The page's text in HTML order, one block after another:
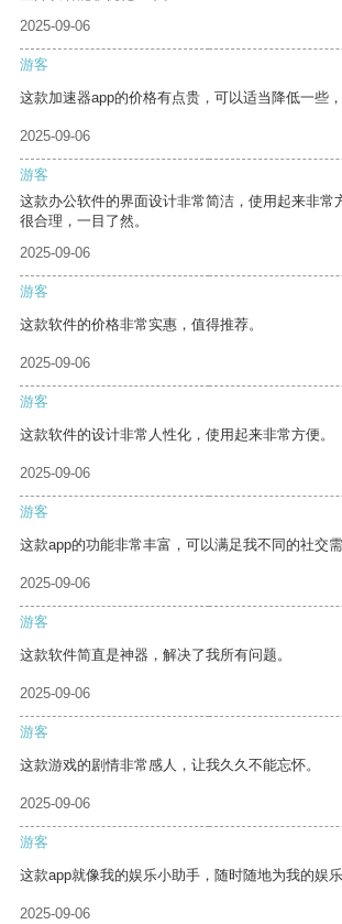
2025-09-06
游客
这款加速器app的价格有点贵，可以适当降低一些
2025-09-06
游客
这款办公软件的界面设计非常简洁，使用起来非常
很合理，一目了然。
2025-09-06
游客
这款软件的价格非常实惠，值得推荐。
2025-09-06
游客
这款软件的设计非常人性化，使用起来非常方便。
2025-09-06
游客
这款app的功能非常丰富，可以满足我不同的社交需
2025-09-06
游客
这款软件简直是神器，解决了我所有问题。
2025-09-06
游客
这款游戏的剧情非常感人，让我久久不能忘怀。
2025-09-06
游客
这款app就像我的娱乐小助手，随时随地为我的娱乐
2025-09-06